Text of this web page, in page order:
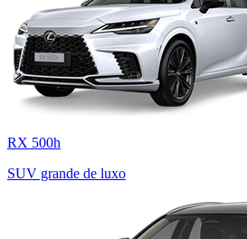
RX 500h
SUV grande de luxo